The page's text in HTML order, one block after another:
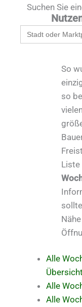
Suchen Sie
Search
for:
So
so
Liste
Alle
Übersicht
Alle
Alle